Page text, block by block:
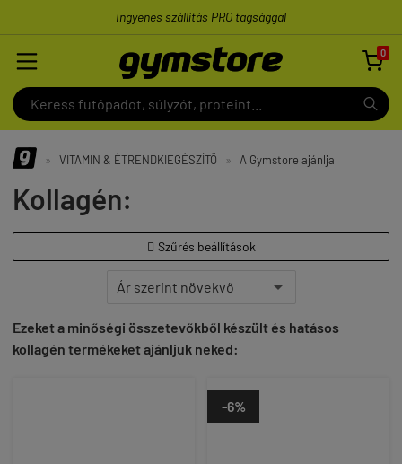
Ingyenes szállítás PRO tagsággal
0

» VITAMIN & ÉTRENDKIEGÉSZÍTŐ » A Gymstore ajánlja
Kollagén:
 Szűrés beállítások
Ezeket a minőségi összetevőkből készült és hatásos
kollagén termékeket ajánljuk neked:
-6%